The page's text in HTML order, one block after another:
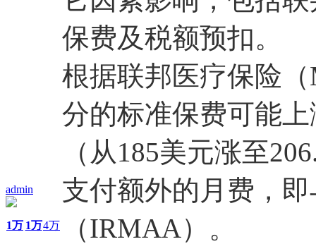
admin
1万 1万4万
保费及税额预扣。
根据联邦医疗保险
分的标准保费可能
（从185美元涨至
支付额外的月费，
（IRMAA）。